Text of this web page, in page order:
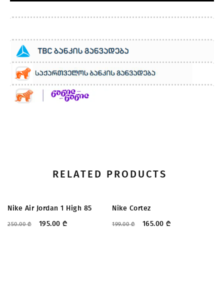
RELATED PRODUCTS
Nike Air Jordan 1 High 85
250.00₾ 195.00 ₾
Nike Cortez
199.00₾ 165.00 ₾